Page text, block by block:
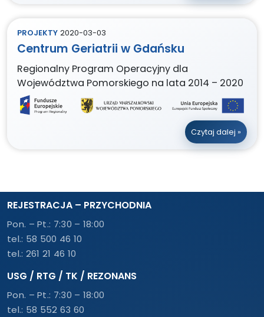
PROJEKTY 2020-03-03
Centrum Geriatrii w Gdańsku
Regionalny Program Operacyjny dla
Województwa Pomorskiego na lata 2014 – 2020
Czytaj dalej »
REJESTRACJA – PRZYCHODNIA
Pon. – Pt.: 7:30 – 18:00
tel.: 58 500 46 10
tel.: 261 21 46 10
USG / RTG / TK / REZONANS
Pon. – Pt.: 7:30 – 18:00
tel.: 58 552 63 60